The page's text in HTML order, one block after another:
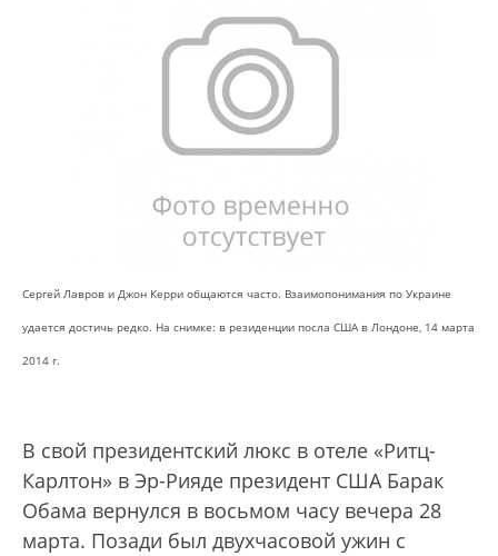
Сергей Лавров и Джон Керри общаются часто. Взаимопонимания по Украине
удается достичь редко. На снимке: в резиденции посла США в Лондоне, 14 марта
2014 г.
В свой президентский люкс в отеле «Ритц-
Карлтон» в Эр-Рияде президент США Барак
Обама вернулся в восьмом часу вечера 28
марта. Позади был двухчасовой ужин с